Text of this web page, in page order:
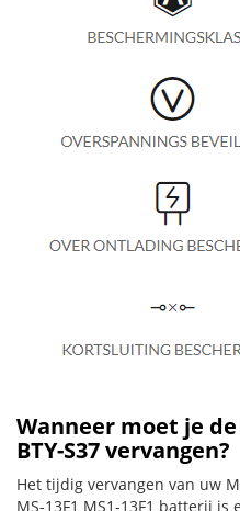
Wanneer moet je
BTY-S37 vervangen?
Het tijdig vervangen van uw
MS-13F1 MS1-13F1 batterij